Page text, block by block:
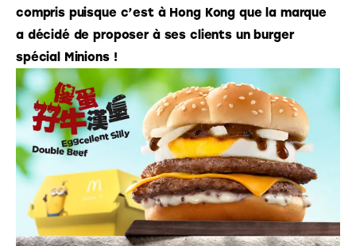
compris puisque c’est à Hong Kong que la marque
a décidé de proposer à ses clients un burger
spécial Minions !